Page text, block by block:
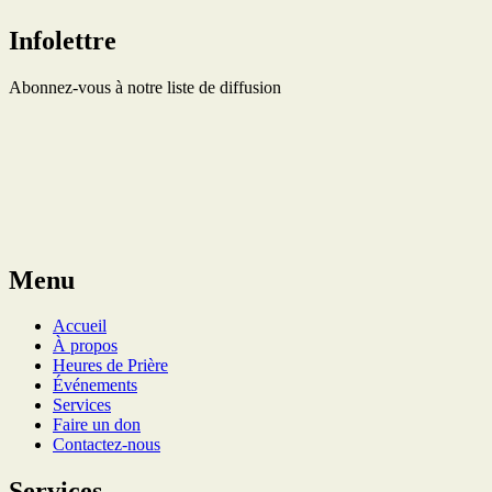
Infolettre
Abonnez-vous à notre liste de diffusion
Menu
Accueil
À propos
Heures de Prière
Événements
Services
Faire un don
Contactez-nous